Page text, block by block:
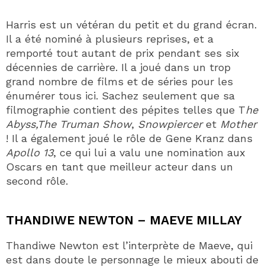
Harris est un vétéran du petit et du grand écran.
Il a été nominé à plusieurs reprises, et a
remporté tout autant de prix pendant ses six
décennies de carrière. Il a joué dans un trop
grand nombre de films et de séries pour les
énumérer tous ici. Sachez seulement que sa
filmographie contient des pépites telles que The
Abyss,The Truman Show, Snowpierceret Mother
! Il a également joué le rôle de Gene Kranz dans
Apollo 13, ce qui lui a valu une nomination aux
Oscars en tant que meilleur acteur dans un
second rôle.
THANDIWE NEWTON – MAEVE MILLAY
Thandiwe Newton est l’interprète de Maeve, qui
est dans doute le personnage le mieux abouti de